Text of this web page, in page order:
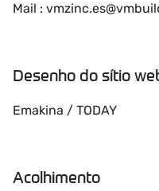
Mail :
Desenho do sítio
Emakina / TODAY
Acolhimento